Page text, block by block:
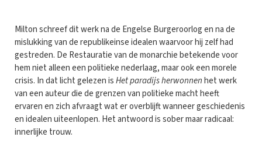
Milton schreef dit werk na de Engelse Burgeroorlog en na de
mislukking van de republikeinse idealen waarvoor hij zelf had
gestreden. De Restauratie van de monarchie betekende voor
hem niet alleen een politieke nederlaag, maar ook een morele
crisis. In dat licht gelezen isHet paradijs herwonnenhet werk
van een auteur die de grenzen van politieke macht heeft
ervaren en zich afvraagt wat er overblijft wanneer geschiedenis
en idealen uiteenlopen. Het antwoord is sober maar radicaal:
innerlijke trouw.